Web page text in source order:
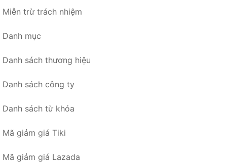
Miễn trừ trách nhiệm
Danh mục
Danh sách thương hiệu
Danh sách công ty
Danh sách từ khóa
Mã giảm giá Tiki
Mã giảm giá Lazada